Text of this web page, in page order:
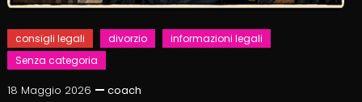
consigli legali divorzio
informazioni legali
Senza categoria
18 Maggio 2026 coach